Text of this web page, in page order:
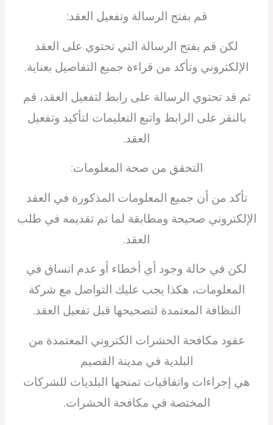
قم بفتح الرسالة وتفعيل العقد:
لكن قم بفتح الرسالة التي تحتوي على العقد
الإلكتروني وتأكد من قراءة جميع التفاصيل بعناية.
ثم قد تحتوي الرسالة على رابط لتفعيل العقد، قم
بالنقر على الرابط واتبع التعليمات لتأكيد وتفعيل
العقد.
التحقق من صحة المعلومات:
تأكد من أن جميع المعلومات المذكورة في العقد
الإلكتروني صحيحة ومطابقة لما تم تقديمه في طلب
العقد.
لكن في حالة وجود أي أخطاء أو عدم اتساق في
المعلومات، هكذا يجب عليك التواصل مع شركة
النظافة المعتمدة لتصحيحها قبل تفعيل العقد.
عقود مكافحة الحشرات الكتروني المعتمدة من
البلدية في مدينة القصيم
هي إجراءات واتفاقيات تمنحها البلديات للشركات
المختصة في مكافحة الحشرات.